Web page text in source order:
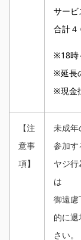
サー
合計４
※18時
※延長
※現金
【注
意事
項】
未成年
参加す
ヤジ
は
御遠慮
的に
さい。